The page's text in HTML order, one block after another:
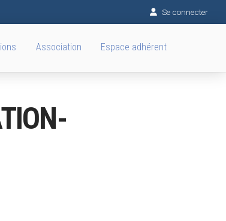
Se connecter
Association Espace adhérent